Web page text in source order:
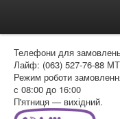
Доставка и оплата
Как заказать
Контакти
Телефони для
Лайф: (063) 527-76-88
Режим роботи
с 08:00 до 16:00
П'ятниця — вихідний.